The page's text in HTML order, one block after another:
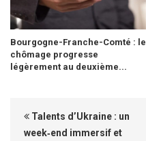
Bourgogne-Franche-Comté : le
chômage progresse
légèrement au deuxième...
Talents d’Ukraine : un
week‑end immersif et